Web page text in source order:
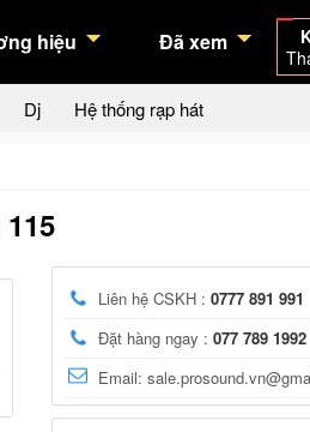
hiệu Đã xem
Dj Hệ thống rạp hát
Liên hệ CSKH : 0777 891 991
Đặt hàng ngay : 077 789 1992
Email: